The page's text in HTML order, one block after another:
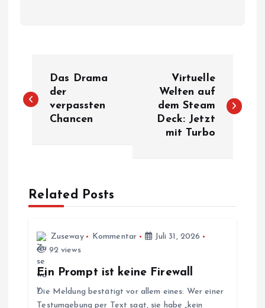
e
r
a
Das Drama
der
verpassten
Chancen
Virtuelle
Welten auf
dem Steam
Deck: Jetzt
mit Turbo
Related Posts
Zuseway Kommentar
Juli 31, 2026
92 views
Ein Prompt ist keine Firewall
Die Meldung bestätigt vor allem eines: Wer einer
Testumgebung per Text sagt, sie habe „kein